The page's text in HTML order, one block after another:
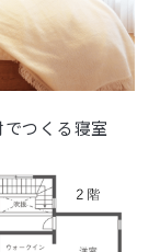
つくる寝室